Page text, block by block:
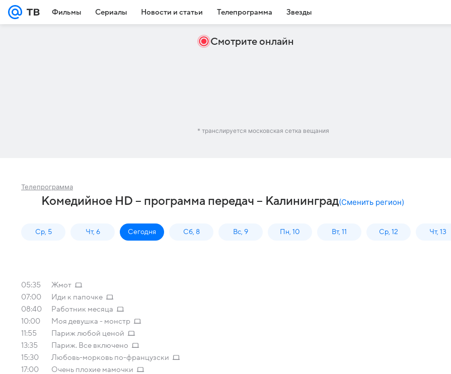
Фильмы Сериалы Новости и статьи Телепрограмма Звезды
Смотрите онлайн
* транслируется московская сетка вещания
Телепрограмма
Комедийное HD – программа передач – Калининград(Сменить регион)
Ср, 5 Чт, 6 Сегодня Сб, 8 Вс, 9 Пн, 10 Вт, 11 Ср, 12 Чт, 13
05:35
Жмот
07:00
Иди к папочке
08:40
Работник месяца
10:00
Моя девушка - монстр
11:55
Париж любой ценой
13:35
Париж. Все включено
15:30
Любовь-морковь по-французски
17:00
Очень плохие мамочки